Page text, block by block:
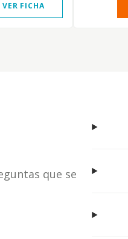
VER FICHA
que se